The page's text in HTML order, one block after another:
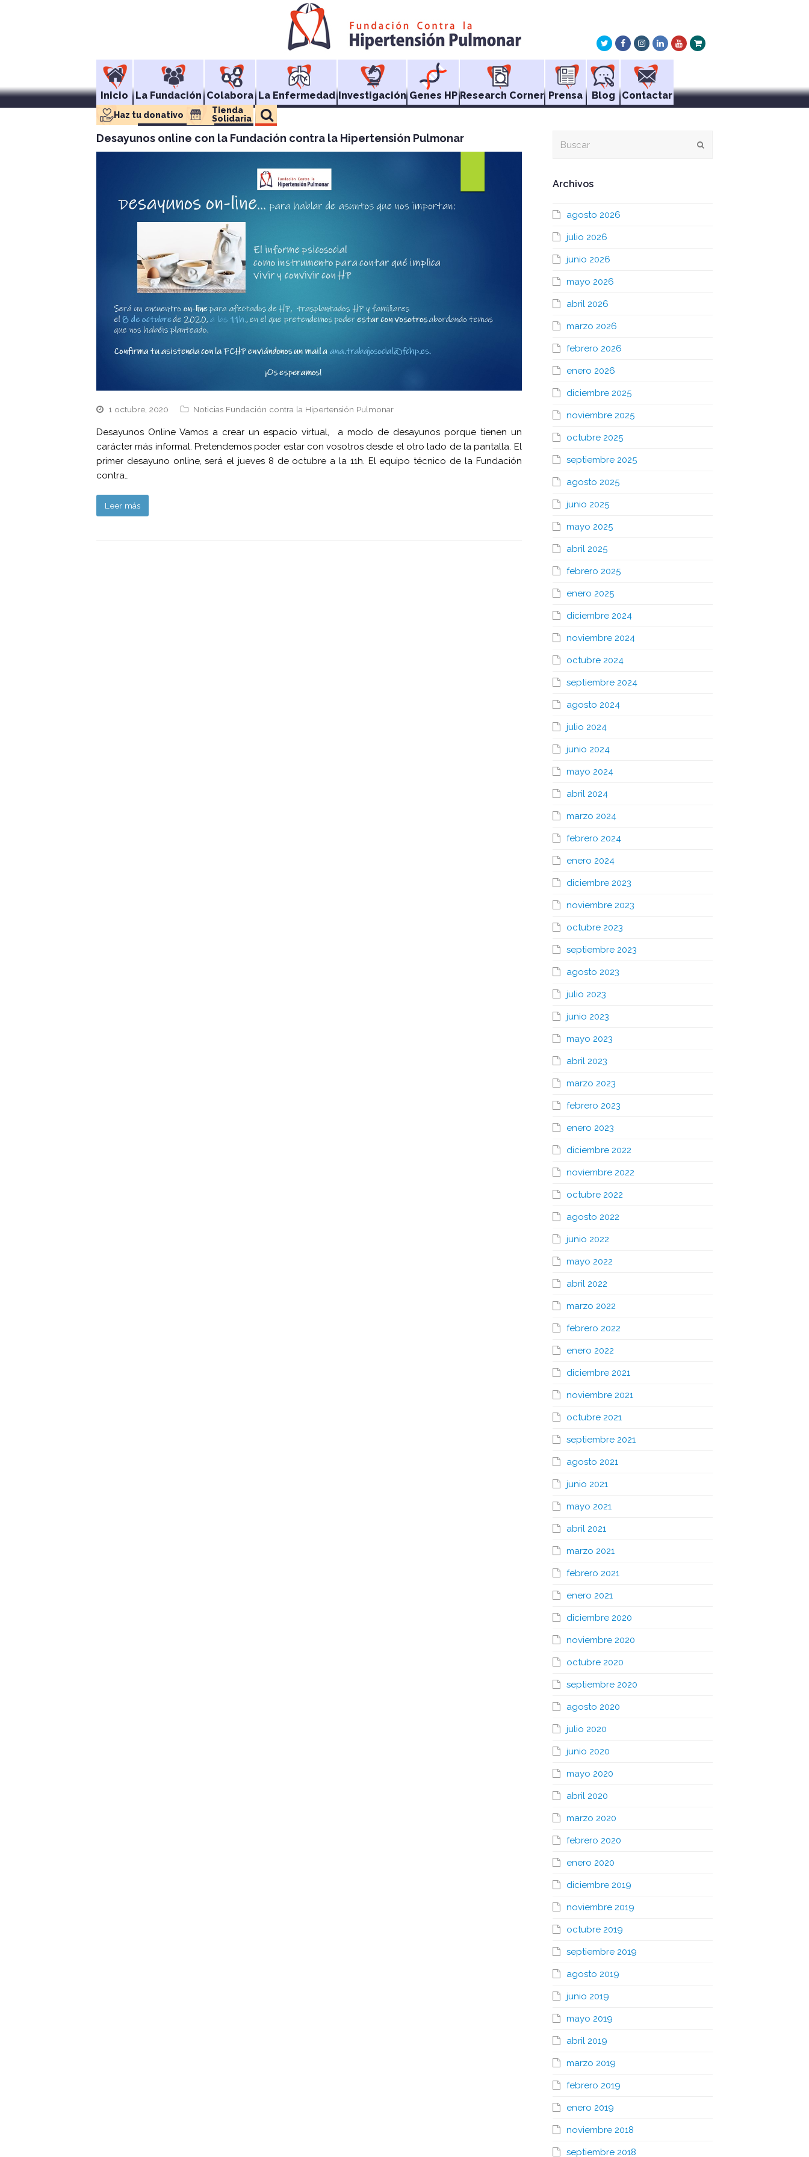
TwitterFacebookInstagram
LinkedInYoutube
Xing
Inicio La Fundación Colabora La Enfermedad Investigación Genes HP Research Corner Prensa Blog Contactar
Haz tu donativo
Tienda
Solidaria
Desayunos online con la Fundación contra la Hipertensión Pulmonar
1 octubre, 2020 Noticias Fundación contra la Hipertensión Pulmonar
Desayunos Online Vamos a crear un espacio virtual, a modo de desayunos porque tienen un
carácter más informal. Pretendemos poder estar con vosotros desde el otro lado de la pantalla. El
primer desayuno online, será el jueves 8 de octubre a la 11h. El equipo técnico de la Fundación
contra…
Leer más
Archivos
agosto 2026
julio 2026
junio 2026
mayo 2026
abril 2026
marzo 2026
febrero 2026
enero 2026
diciembre 2025
noviembre 2025
octubre 2025
septiembre 2025
agosto 2025
junio 2025
mayo 2025
abril 2025
febrero 2025
enero 2025
diciembre 2024
noviembre 2024
octubre 2024
septiembre 2024
agosto 2024
julio 2024
junio 2024
mayo 2024
abril 2024
marzo 2024
febrero 2024
enero 2024
diciembre 2023
noviembre 2023
octubre 2023
septiembre 2023
agosto 2023
julio 2023
junio 2023
mayo 2023
abril 2023
marzo 2023
febrero 2023
enero 2023
diciembre 2022
noviembre 2022
octubre 2022
agosto 2022
junio 2022
mayo 2022
abril 2022
marzo 2022
febrero 2022
enero 2022
diciembre 2021
noviembre 2021
octubre 2021
septiembre 2021
agosto 2021
junio 2021
mayo 2021
abril 2021
marzo 2021
febrero 2021
enero 2021
diciembre 2020
noviembre 2020
octubre 2020
septiembre 2020
agosto 2020
julio 2020
junio 2020
mayo 2020
abril 2020
marzo 2020
febrero 2020
enero 2020
diciembre 2019
noviembre 2019
octubre 2019
septiembre 2019
agosto 2019
junio 2019
mayo 2019
abril 2019
marzo 2019
febrero 2019
enero 2019
noviembre 2018
septiembre 2018